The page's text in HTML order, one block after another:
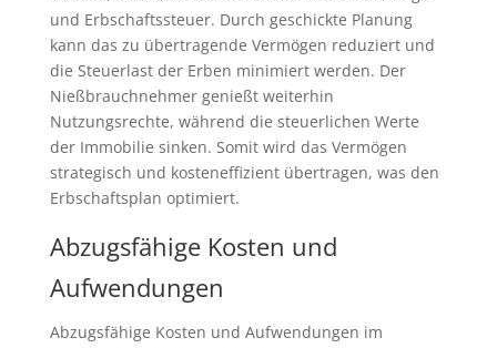
und Erbschaftssteuer. Durch geschickte Planung
kann das zu übertragende Vermögen reduziert und
die Steuerlast der Erben minimiert werden. Der
Nießbrauchnehmer genießt weiterhin
Nutzungsrechte, während die steuerlichen Werte
der Immobilie sinken. Somit wird das Vermögen
strategisch und kosteneffizient übertragen, was den
Erbschaftsplan optimiert.
Abzugsfähige Kosten und
Aufwendungen
Abzugsfähige Kosten und Aufwendungen im